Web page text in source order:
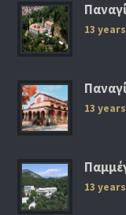
13
13
13